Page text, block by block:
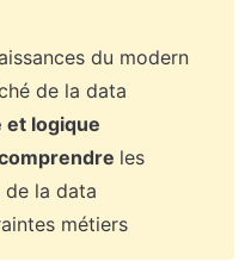
du modern
et logique
les
métiers